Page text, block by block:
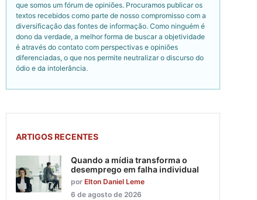
que somos um fórum de opiniões. Procuramos publicar os
textos recebidos como parte de nosso compromisso com a
diversificação das fontes de informação. Como ninguém é
dono da verdade, a melhor forma de buscar a objetividade
é através do contato com perspectivas e opiniões
diferenciadas, o que nos permite neutralizar o discurso do
ódio e da intolerância.
ARTIGOS RECENTES
Quando a mídia transforma o
desemprego em falha individual
por Elton Daniel Leme
6 de agosto de 2026